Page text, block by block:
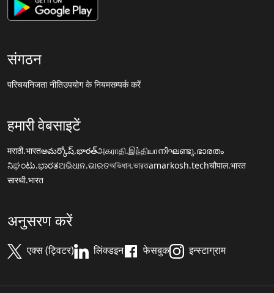
संगठन
परिचयनिजता नीतिउपयोग के नियमसम्पर्क करें
हमारी वेबसाइटें
मराठी.भारतఅమర్కోష్.భారత్அகராதி.இந்தியாനിഘണ്ടു.ഭാരതം
ನಿಘಂಟು.ಭಾರತଅଭିଧାନ.ଭାରତঅভিধান.ভারতamarkosh.techचौपाल.भारत
सारथी.भारत
अनुसरण करें
एक्स (ट्विटर) लिंक्डइन फेसबुक इन्स्टाग्राम